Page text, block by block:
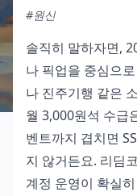
#원신
솔직히 말하자면,
나 픽업을 중심으
나 진주기행 같은
월 3,000원석 수급
벤트까지 겹치면
지 않거든요. 리딤
계정 운영이 확실